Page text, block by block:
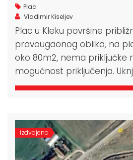
Plac
Vladimir Kiseljev
Plac u Kleku površine
pravougaonog oblika, na
oko 80m2, nema priključke
mogućnost priključenja.
izdvojeno